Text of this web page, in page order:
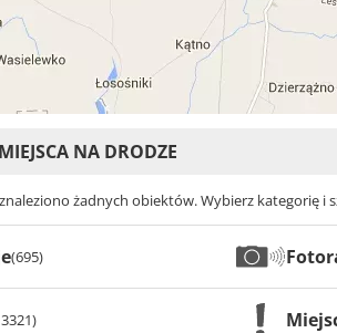
NA DRODZE
żadnych obiektów. Wybierz kategorię i
(695)